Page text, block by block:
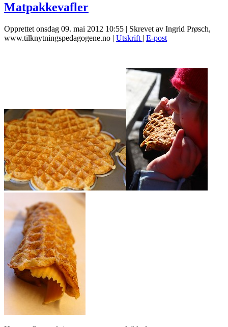
Matpakkevafler
Opprettet onsdag 09. mai 2012 10:55 | Skrevet av Ingrid Prøsch,
www.tilknytningspedagogene.no | Utskrift | E-post